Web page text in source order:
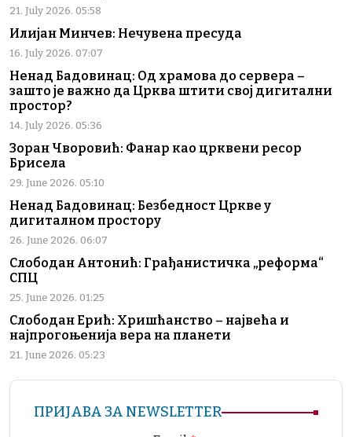
21. July 2026. 05:58
Илијан Минчев: Нечувена пресуда
16. July 2026. 07:07
Ненад Бадовинац: Од храмова до сервера –
зашто је важно да Црква штити свој дигитални
простор?
14. July 2026. 05:36
Зоран Чворовић: Фанар као црквени ресор
Брисела
29. June 2026. 05:10
Ненад Бадовинац: Безбедност Цркве у
дигиталном простору
26. June 2026. 06:07
Слободан Антонић: Грађанистичка „реформа“
СПЦ
25. June 2026. 01:25
Слободан Ерић: Хришћанство – највећа и
најпрогоњенија вера на планети
21. June 2026. 05:23
ПРИЈАВА ЗА NEWSLETTER